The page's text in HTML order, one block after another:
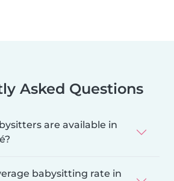
Asked Questions
are available in
babysitting rate in